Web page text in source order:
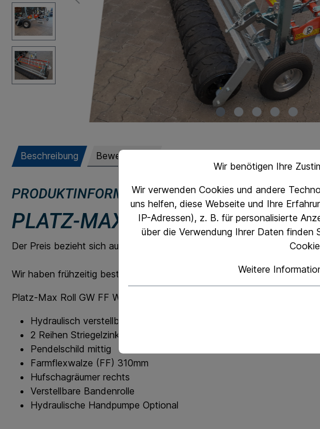
Beschreibung Bewertungen
PRODUKTINFORMATIONEN "PLATZ-MAX ROLL
PLATZ-MAX ROLL GW FF
Der Preis bezieht sich auf die kleine Ausführung. Andere Größen bitte
Wir haben frühzeitig bestellt und alle Variationen verfügbar sofort ab
Platz-Max Roll GW FF Walze
Hydraulisch verstellbares Fahrgestell
2 Reihen Striegelzinken vorne
Pendelschild mittig
Farmflexwalze (FF) 310mm
Hufschagräumer rechts
Verstellbare Bandenrolle
Hydraulische Handpumpe Optional
Wir benötigen Ihre
Wir verwenden Cookies und andere
uns helfen, diese Webseite und Ihre
IP-Adressen), z. B. für personalisierte
über die Verwendung Ihrer Daten finden
Weitere